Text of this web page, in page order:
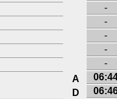
-
-
-
-
-
A
D